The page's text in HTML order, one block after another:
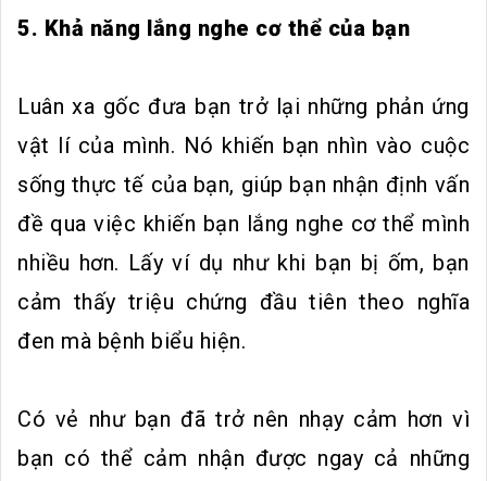
5. Khả năng lắng nghe cơ thể của bạn
Luân xa gốc đưa bạn trở lại những phản ứng
vật lí của mình. Nó khiến bạn nhìn vào cuộc
sống thực tế của bạn, giúp bạn nhận định vấn
đề qua việc khiến bạn lắng nghe cơ thể mình
nhiều hơn. Lấy ví dụ như khi bạn bị ốm, bạn
cảm thấy triệu chứng đầu tiên theo nghĩa
đen mà bệnh biểu hiện.
Có vẻ như bạn đã trở nên nhạy cảm hơn vì
bạn có thể cảm nhận được ngay cả những